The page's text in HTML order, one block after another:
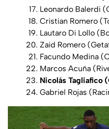
Leonardo Balerdi
Cristian Romero
Lautaro Di Lollo
Zaid Romero
Facundo Medina
Marcos Acuña
Nicolás Tagliafico
Gabriel Rojas